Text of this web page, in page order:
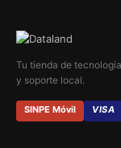
Tu tienda de
y soporte local.
SINPE Móvil VISA